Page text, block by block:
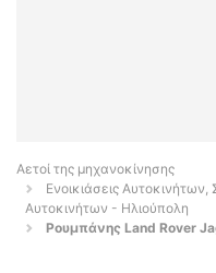
Αετοί της μηχανοκίνησης
Ενοικιάσεις
Αυτοκινήτων - Ηλιούπολη
Ρουμπάνης Land Rover